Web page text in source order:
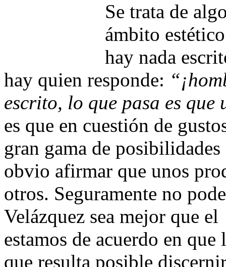
Se trata de
ámbito
hay nada
hay quien responde:
escrito, lo que pasa es que
es que en cuestión de
gran gama de
obvio afirmar que unos
otros. Seguramente no
Velázquez sea mejor que el
estamos de acuerdo en
que resulta posible